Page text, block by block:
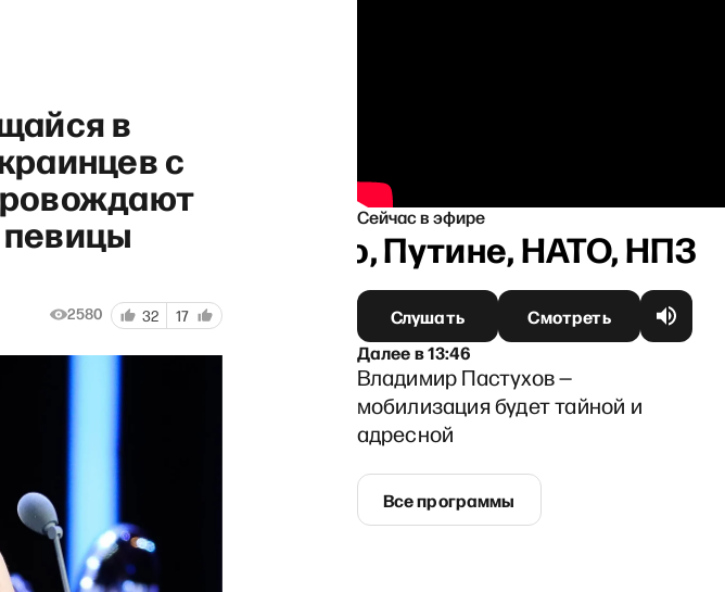
в
с
2580 32 17
Сейчас в эфире
Лукашенко, Путине, НАТО, НПЗ
Слушать
Смотреть
Далеев13:46
Владимир Пастухов —
мобилизация будет тайной и
адресной
Все программы